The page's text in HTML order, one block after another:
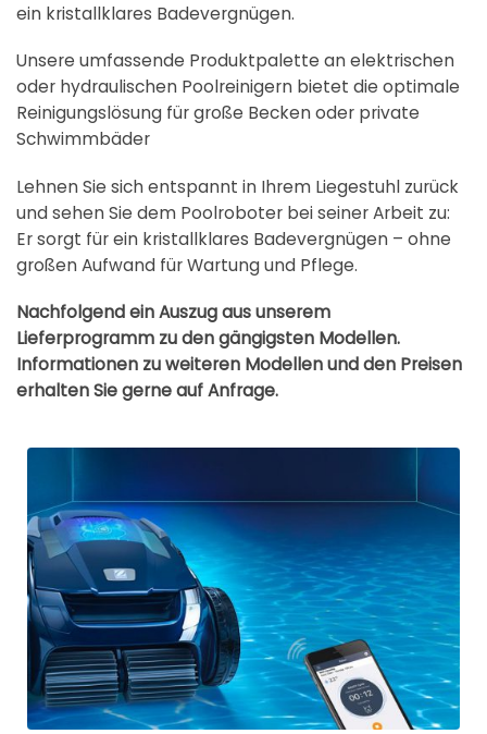
ein kristallklares Badevergnügen.
Unsere umfassende Produktpalette an elektrischen
oder hydraulischen Poolreinigern bietet die optimale
Reinigungslösung für große Becken oder private
Schwimmbäder
Lehnen Sie sich entspannt in Ihrem Liegestuhl zurück
und sehen Sie dem Poolroboter bei seiner Arbeit zu:
Er sorgt für ein kristallklares Badevergnügen – ohne
großen Aufwand für Wartung und Pflege.
Nachfolgend ein Auszug aus unserem
Lieferprogramm zu den gängigsten Modellen.
Informationen zu weiteren Modellen und den Preisen
erhalten Sie gerne auf Anfrage.